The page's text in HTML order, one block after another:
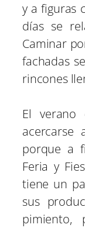
y a figuras
días se
Caminar
fachadas
rincones
El verano
acercarse
porque a
Feria y
tiene un
sus
pimiento,